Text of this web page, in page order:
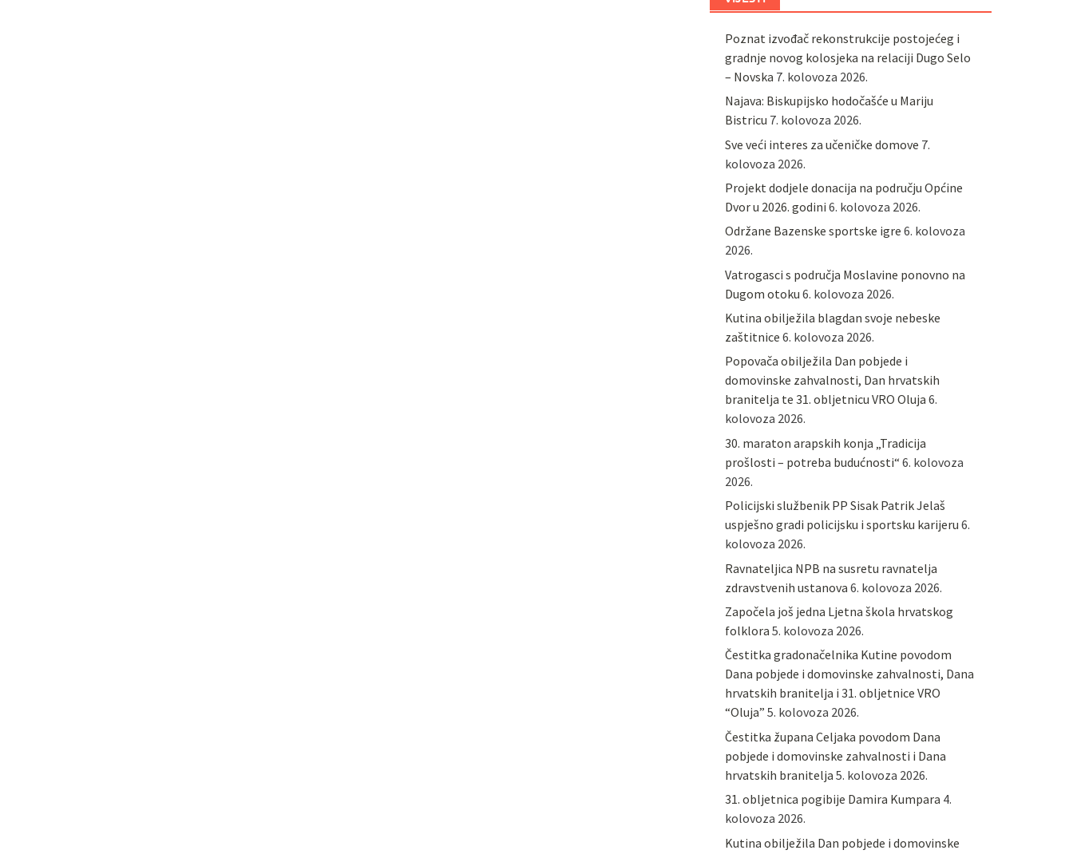
Poznat izvođač rekonstrukcije postojećeg i
gradnje novog kolosjeka na relaciji Dugo Selo
– Novska 7. kolovoza 2026.
Najava: Biskupijsko hodočašće u Mariju
Bistricu 7. kolovoza 2026.
Sve veći interes za učeničke domove 7.
kolovoza 2026.
Projekt dodjele donacija na području Općine
Dvor u 2026. godini 6. kolovoza 2026.
Održane Bazenske sportske igre 6. kolovoza
2026.
Vatrogasci s područja Moslavine ponovno na
Dugom otoku 6. kolovoza 2026.
Kutina obilježila blagdan svoje nebeske
zaštitnice 6. kolovoza 2026.
Popovača obilježila Dan pobjede i
domovinske zahvalnosti, Dan hrvatskih
branitelja te 31. obljetnicu VRO Oluja 6.
kolovoza 2026.
30. maraton arapskih konja „Tradicija
prošlosti – potreba budućnosti“ 6. kolovoza
2026.
Policijski službenik PP Sisak Patrik Jelaš
uspješno gradi policijsku i sportsku karijeru 6.
kolovoza 2026.
Ravnateljica NPB na susretu ravnatelja
zdravstvenih ustanova 6. kolovoza 2026.
Započela još jedna Ljetna škola hrvatskog
folklora 5. kolovoza 2026.
Čestitka gradonačelnika Kutine povodom
Dana pobjede i domovinske zahvalnosti, Dana
hrvatskih branitelja i 31. obljetnice VRO
“Oluja” 5. kolovoza 2026.
Čestitka župana Celjaka povodom Dana
pobjede i domovinske zahvalnosti i Dana
hrvatskih branitelja 5. kolovoza 2026.
31. obljetnica pogibije Damira Kumpara 4.
kolovoza 2026.
Kutina obilježila Dan pobjede i domovinske